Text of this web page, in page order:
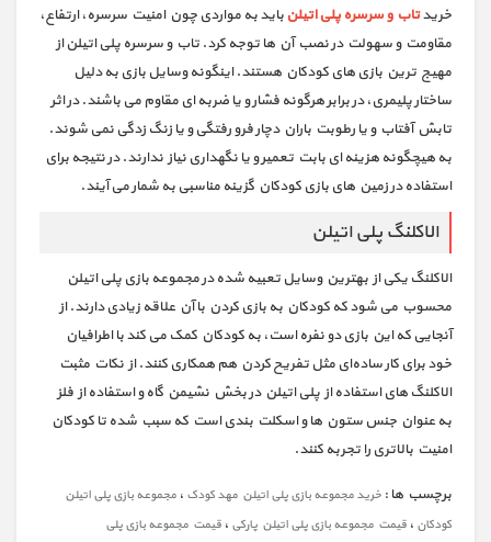
خریدتاب و سرسره پلی اتیلن باید به مواردی چون امنیت سرسره، ارتفاع،
مقاومت و سهولت در نصب آن ها توجه کرد. تاب و سرسره پلی اتیلن از
مهیج ترین بازی های کودکان هستند. اینگونه وسایل بازی به دلیل
ساختار پلیمری، در برابر هرگونه فشار و یا ضربه ای مقاوم می باشند. در اثر
تابش آفتاب و یا رطوبت باران دچار فرو رفتگی و یا زنگ زدگی نمی شوند.
به هیچگونه هزینه ای بابت تعمیر و یا نگهداری نیاز ندارند. در نتیجه برای
استفاده در زمین های بازی کودکان گزینه مناسبی به شمار می آیند.
الاکلنگ پلی اتیلن
الاکلنگ یکی از بهترین وسایل تعبیه شده در مجموعه بازی پلی اتیلن
محسوب می شود که کودکان به بازی کردن با آن علاقه زیادی دارند. از
آنجایی که این بازی دو نفره است، به کودکان کمک می‌ کند با اطرافیان
خود برای کار ساده‌ای مثل تفریح کردن هم همکاری کنند. از نکات مثبت
الاکلنگ های استفاده از پلی اتیلن در بخش نشیمن گاه و استفاده از فلز
به عنوان جنس ستون ها و اسکلت بندی است که سبب شده تا کودکان
امنیت بالاتری را تجربه کنند.
برچسب ها : خرید مجموعه بازی پلی اتیلن مهد کودک ، مجموعه بازی پلی اتیلن
کودکان ، قیمت مجموعه بازی پلی اتیلن پارکی ، قیمت مجموعه بازی پلی